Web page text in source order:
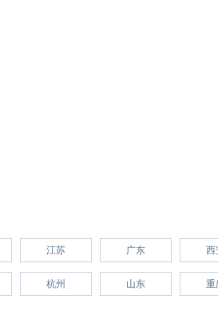
江苏 广东 西
杭州 山东 重